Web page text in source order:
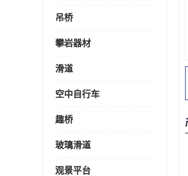
吊桥
攀岩器材
滑道
空中自行车
趣桥
玻璃滑道
观景平台